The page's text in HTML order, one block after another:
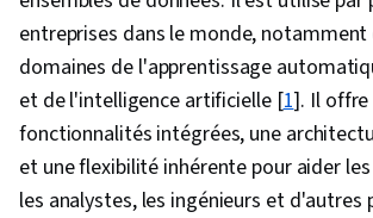
entreprises dans le monde, notamment
domaines de l'apprentissage
et de l'intelligence artificielle [1]. Il offre
fonctionnalités intégrées, une
et une flexibilité inhérente pour aider
les analystes, les ingénieurs et d'autres